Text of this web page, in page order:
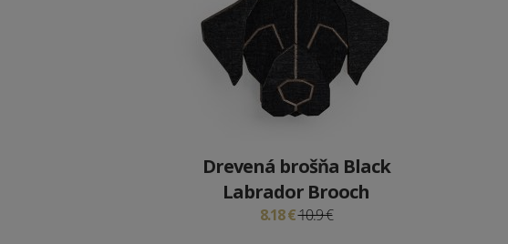
Drevená brošňa Black
Labrador Brooch
8.18 €10.9 €